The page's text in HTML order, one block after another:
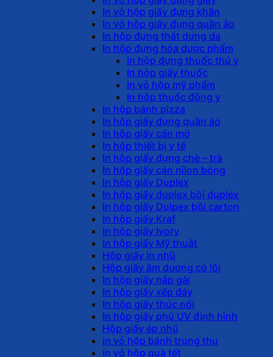
In vỏ hộp giấy đựng khăn
In vỏ hộp giấy đựng quần áo
In hộp đựng thắt dưng da
In hộp đựng hóa dược phẩm
In hộp đựng thuốc thú y
In hộp giấy thuốc
In vỏ hộp mỹ phẩm
In hộp thuốc đông y
In hộp bánh pizza
In hộp giấy đựng quần áo
In hộp giấy cán mờ
In hộp thiết bị y tế
In hộp giấy đựng chè – trà
In hộp giấy cán nilon bóng
In hộp giấy Duplex
In hộp giấy duplex bồi duplex
In hộp giấy Dulpex bồi carton
In hộp giấy Kraf
In hộp giấy Ivory
In hộp giấy Mỹ thuật
Hộp giấy in nhũ
Hộp giấy âm dương có lõi
In hộp giấy nắp gài
In hộp giấy xếp đáy
In hộp giấy thúc nổi
In hộp giấy phủ UV định hình
Hộp giấy ép nhũ
in vỏ hộp bánh trung thu
in vỏ hộp quà tết